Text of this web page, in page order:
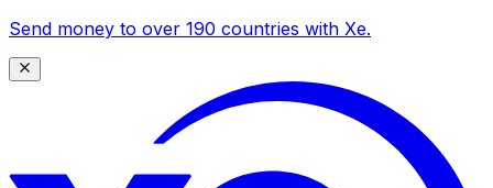
Send money to over 190 countries with Xe.